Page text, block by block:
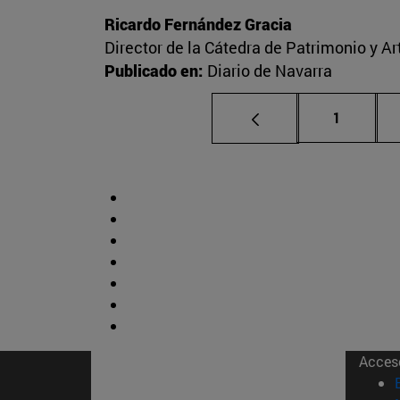
Ricardo Fernández Gracia
Director de la Cátedra de Patrimonio y
Publicado en: Diario de Navarra
Página
1